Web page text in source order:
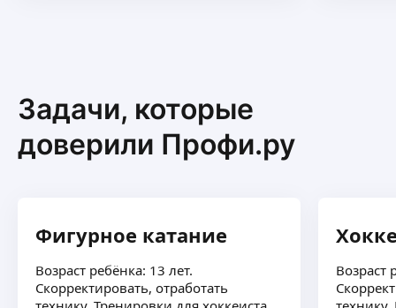
Задачи, которые
доверили Профи.ру
Фигурное катание
Возраст ребёнка: 13 лет.
Скорректировать, отработать
Возраст